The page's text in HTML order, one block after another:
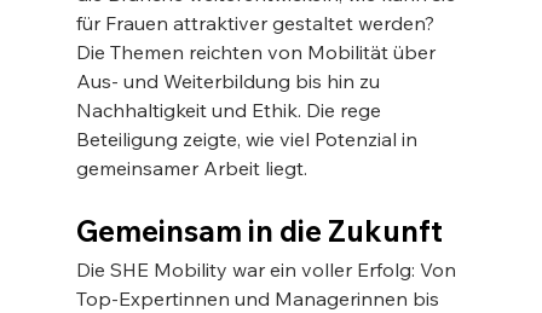
für Frauen attraktiver gestaltet werden?
Die Themen reichten von Mobilität über
Aus- und Weiterbildung bis hin zu
Nachhaltigkeit und Ethik. Die rege
Beteiligung zeigte, wie viel Potenzial in
gemeinsamer Arbeit liegt.
Gemeinsam in die Zukunft
Die SHE Mobility war ein voller Erfolg: Von
Top-Expertinnen und Managerinnen bis